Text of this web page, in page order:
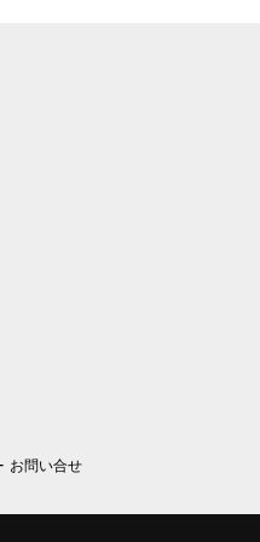
お問い合せ